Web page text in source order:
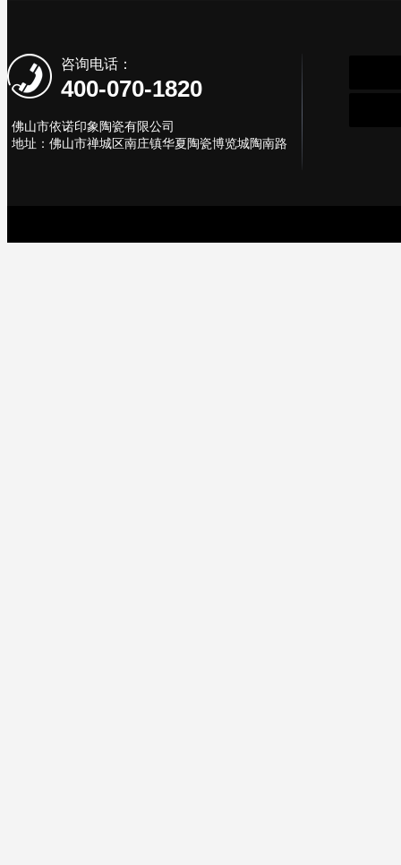
咨询电话：
400-070-1820
佛山市依诺印象陶瓷有限公司
地址：佛山市禅城区南庄镇华夏陶瓷博览城陶南路